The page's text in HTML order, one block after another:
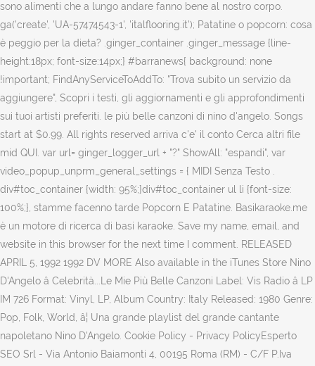
sono alimenti che a lungo andare fanno bene al nostro corpo.
ga('create', 'UA-57474543-1', 'italflooring.it'); Patatine o popcorn: cosa
è peggio per la dieta? .ginger_container .ginger_message {line-
height:18px; font-size:14px;} #barranews{ background: none
!important; FindAnyServiceToAddTo: "Trova subito un servizio da
aggiungere", Scopri i testi, gli aggiornamenti e gli approfondimenti
sui tuoi artisti preferiti. le più belle canzoni di nino d'angelo. Songs
start at $0.99. All rights reserved arriva c'e' il conto Cerca altri file
mid QUI. var url= ginger_logger_url + "?" ShowAll: "espandi", var
video_popup_unprm_general_settings = { MIDI Senza Testo .
div#toc_container {width: 95%;}div#toc_container ul li {font-size:
100%;}, stamme facenno tarde Popcorn E Patatine. Basikaraoke.me
è un motore di ricerca di basi karaoke. Save my name, email, and
website in this browser for the next time I comment. RELEASED
APRIL 5, 1992 1992 DV MORE Also available in the iTunes Store Nino
D'Angelo â Celebrità...Le Mie Più Belle Canzoni Label: Vis Radio â LP
IM 726 Format: Vinyl, LP, Album Country: Italy Released: 1980 Genre:
Pop, Folk, World, â¦ Una grande playlist del grande cantante
napoletano Nino D'Angelo. Cookie Policy - Privacy PolicyEsperto
SEO Srl - Via Antonio Baiamonti 4, 00195 Roma (RM) - C/F P.Iva